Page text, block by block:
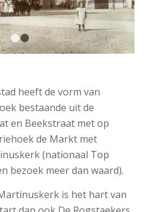
1 2
heeft de vorm van
bestaande uit de
en Beekstraat met op
de Markt met
(nationaal Top
bezoek meer dan waard).
is het hart van